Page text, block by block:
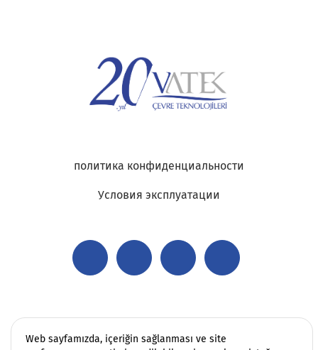
политика конфиденциальности
Условия эксплуатации
Web sayfamızda, içeriğin sağlanması ve site